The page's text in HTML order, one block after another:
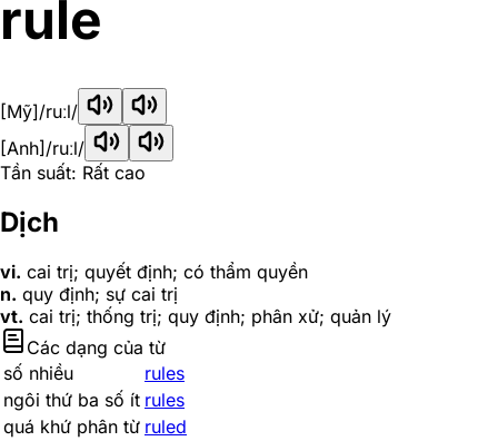
rule
[Mỹ]/ruːl/
[Anh] /ruːl/
Tần suất: Rất cao
Dịch
vi. cai trị; quyết định; có thẩm quyền
n. quy định; sự cai trị
vt. cai trị; thống trị; quy định; phân xử; quản lý
Các dạng của từ
số nhiều
rules
ngôi thứ ba số ít rules
quá khứ phân từ ruled